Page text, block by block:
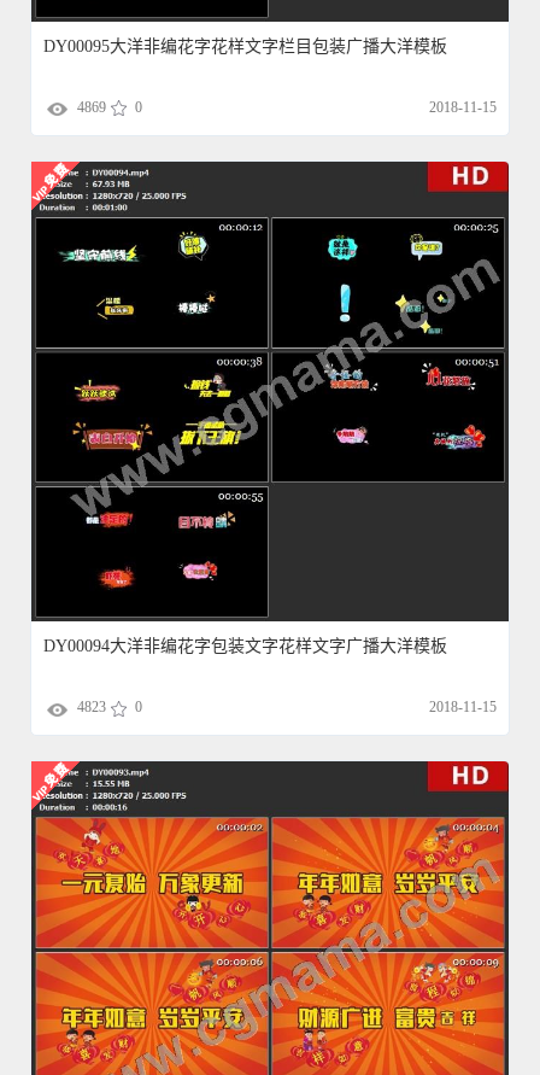
DY00095大洋非编花字花样文字栏目包装广播大洋模板
4869 0 2018-11-15
DY00094大洋非编花字包装文字花样文字广播大洋模板
4823 0 2018-11-15